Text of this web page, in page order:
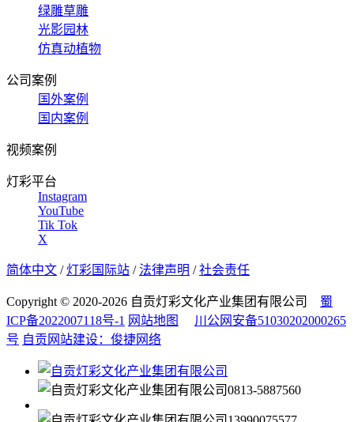
绿雕草雕
光影园林
仿真动植物
公司案例
国外案例
国内案例
视频案例
灯彩平台
Instagram
YouTube
Tik Tok
X
简体中文 / 灯彩国际站 /法律声明 /社会责任
Copyright © 2020-2026 自贡灯彩文化产业集团有限公司 蜀
ICP备2022007118号-1 网站地图
川公网安备51030202000265
号 自贡网站建设：俊捷网络
0813-5887560